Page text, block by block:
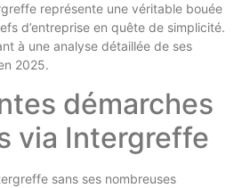
représente une véritable bouée
d’entreprise en quête de simplicité.
à une analyse détaillée de ses
2025.
démarches
via Intergreffe
sans ses nombreuses